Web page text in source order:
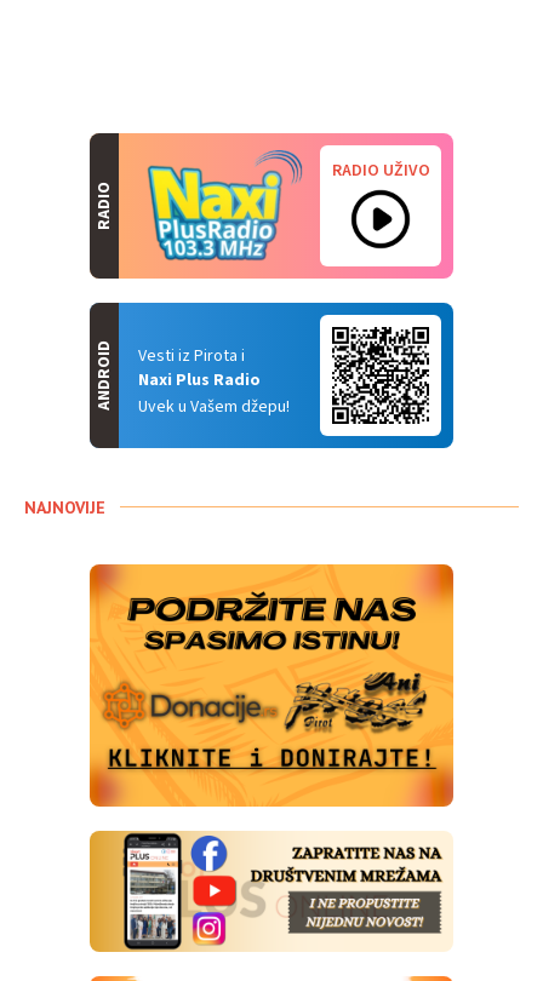
RADIO
RADIO UŽIVO
Vesti iz Pirota i
Naxi Plus Radio
Uvek u Vašem džepu!
ANDROID
NAJNOVIJE